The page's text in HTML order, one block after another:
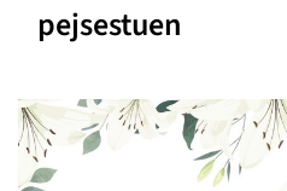
pejsestuen